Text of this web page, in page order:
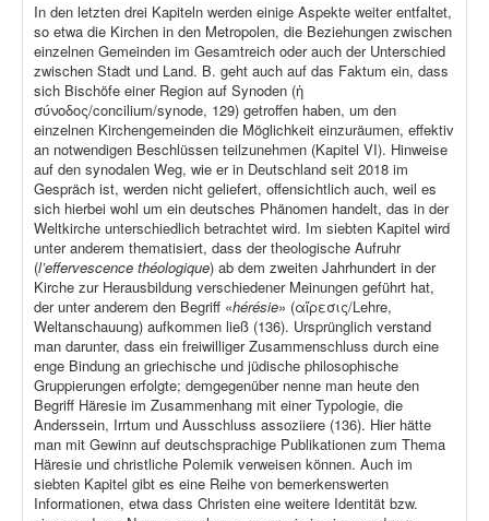
In den letzten drei Kapiteln werden einige Aspekte weiter entfaltet,
so etwa die Kirchen in den Metropolen, die Beziehungen zwischen
einzelnen Gemeinden im Gesamtreich oder auch der Unterschied
zwischen Stadt und Land. B. geht auch auf das Faktum ein, dass
sich Bischöfe einer Region auf Synoden (ἡ
σύνοδος/concilium/synode, 129) getroffen haben, um den
einzelnen Kirchengemeinden die Möglichkeit einzuräumen, effektiv
an notwendigen Beschlüssen teilzunehmen (Kapitel VI). Hinweise
auf den synodalen Weg, wie er in Deutschland seit 2018 im
Gespräch ist, werden nicht geliefert, offensichtlich auch, weil es
sich hierbei wohl um ein deutsches Phänomen handelt, das in der
Weltkirche unterschiedlich betrachtet wird. Im siebten Kapitel wird
unter anderem thematisiert, dass der theologische Aufruhr
(l’effervescence théologique) ab dem zweiten Jahrhundert in der
Kirche zur Herausbildung verschiedener Meinungen geführt hat,
der unter anderem den Begriff «hérésie» (αἵρεσις/Lehre,
Weltanschauung) aufkommen ließ (136). Ursprünglich verstand
man darunter, dass ein freiwilliger Zusammenschluss durch eine
enge Bindung an griechische und jüdische philosophische
Gruppierungen erfolgte; demgegenüber nenne man heute den
Begriff Häresie im Zusammenhang mit einer Typologie, die
Anderssein, Irrtum und Ausschluss assoziiere (136). Hier hätte
man mit Gewinn auf deutschsprachige Publikationen zum Thema
Häresie und christliche Polemik verweisen können. Auch im
siebten Kapitel gibt es eine Reihe von bemerkenswerten
Informationen, etwa dass Christen eine weitere Identität bzw.